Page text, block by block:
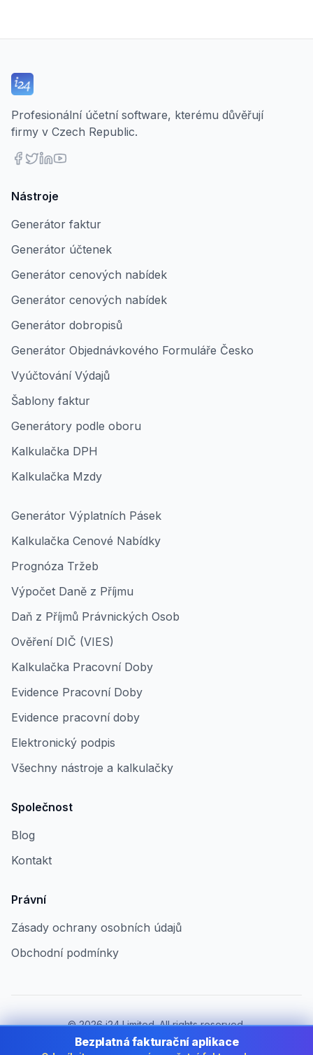
Profesionální účetní software, kterému důvěřují
firmy v Czech Republic.
Nástroje
Generátor faktur
Generátor účtenek
Generátor cenových nabídek
Generátor cenových nabídek
Generátor dobropisů
Generátor Objednávkového Formuláře Česko
Vyúčtování Výdajů
Šablony faktur
Generátory podle oboru
Kalkulačka DPH
Kalkulačka Mzdy
Generátor Výplatních Pásek
Kalkulačka Cenové Nabídky
Prognóza Tržeb
Výpočet Daně z Příjmu
Daň z Příjmů Právnických Osob
Ověření DIČ (VIES)
Kalkulačka Pracovní Doby
Evidence Pracovní Doby
Evidence pracovní doby
Elektronický podpis
Všechny nástroje a kalkulačky
Společnost
Blog
Kontakt
Právní
Zásady ochrany osobních údajů
Obchodní podmínky
©2026i24 Limited. All rights reserved.
Pro firmy v Czech Republic
Bezplatná fakturační aplikace